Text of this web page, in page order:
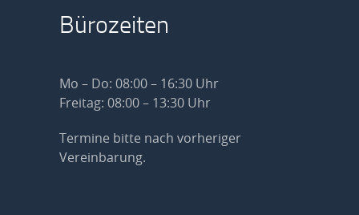
Bürozeiten
Mo – Do: 08:00 – 16:30 Uhr
Freitag: 08:00 – 13:30 Uhr
Termine bitte nach vorheriger
Vereinbarung.